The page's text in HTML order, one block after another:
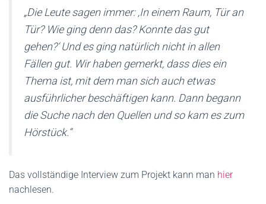
„Die Leute sagen immer: ‚In einem Raum, Tür an
Tür? Wie ging denn das? Konnte das gut
gehen?‘ Und es ging natürlich nicht in allen
Fällen gut. Wir haben gemerkt, dass dies ein
Thema ist, mit dem man sich auch etwas
ausführlicher beschäftigen kann. Dann begann
die Suche nach den Quellen und so kam es zum
Hörstück.“
Das vollständige Interview zum Projekt kann man hier
nachlesen.